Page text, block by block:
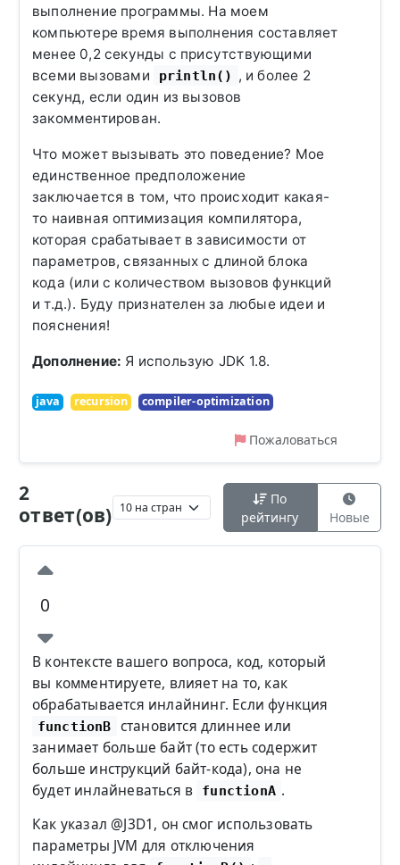
выполнение программы. На моем
компьютере время выполнения составляет
менее 0,2 секунды с присутствующими
всеми вызовами
println() , и более 2
секунд, если один из вызовов
закомментирован.
Что может вызывать это поведение? Мое
единственное предположение
заключается в том, что происходит какая-
то наивная оптимизация компилятора,
которая срабатывает в зависимости от
параметров, связанных с длиной блока
кода (или с количеством вызовов функций
и т.д.). Буду признателен за любые идеи и
пояснения!
Дополнение: Я использую JDK 1.8.
java recursion compiler-optimization
Пожаловаться
2
ответ(ов)
По
рейтингу
Новые
0
В контексте вашего вопроса, код, который
вы комментируете, влияет на то, как
обрабатывается инлайнинг. Если функция
functionB
становится длиннее или
занимает больше байт (то есть содержит
больше инструкций байт-кода), она не
будет инлайневаться в
functionA .
Как указал @J3D1, он смог использовать
параметры JVM для отключения